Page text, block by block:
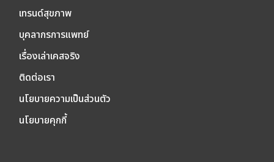
เทรนด์สุขภาพ
บุคลากรการแพทย์
เรื่องเล่าเคสจริง
ติดต่อเรา
นโยบายความเป็นส่วนตัว
นโยบายคุกกี้